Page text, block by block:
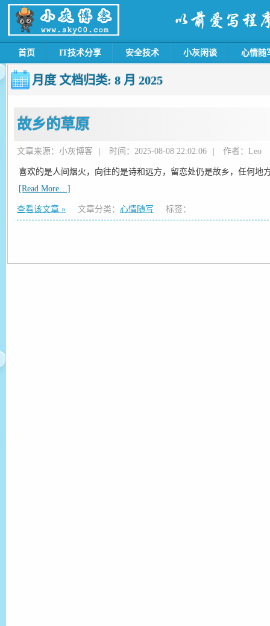
首页 IT技术分享 安全技术 小灰闲谈 心情随
月度 文档归类: 8 月 2025
故乡的草原
文章来源：小灰博客 时间：2025-08-08 22:02:06 作者：Leo
喜欢的是人间烟火，向往的是诗和远方，留恋处仍是故乡，任何地
[Read More…]
查看该文章 » 文章分类： 心情随写 标签：